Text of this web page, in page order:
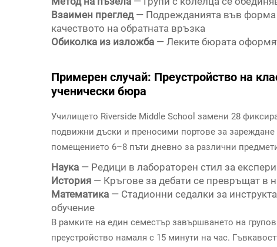
Взаимен преглед — Подрежданията във форма
качеството на обратната връзка
Обиколка из изложба — Леките бюрата
Примерен случай: Преустройство на
ученически бюра
Училището Riverside Middle School замени 28
подвижни дъски и преносими портове за зареждане
помещението 6–8 пъти дневно за различни
Наука — Редици в лабораторен стил за
История — Кръгове за дебати се превръщат в
Математика — Стадионни седалки за
обучение
В рамките на един семестър завършването на
преустройство намаля с 15 минути на час.